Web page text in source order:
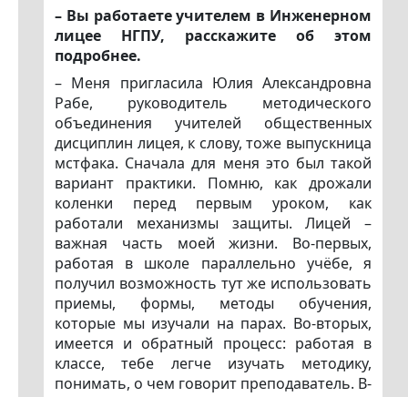
– Вы работаете учителем в Инженерном
лицее НГПУ, расскажите об этом
подробнее.
– Меня пригласила Юлия Александровна
Рабе, руководитель методического
объединения учителей общественных
дисциплин лицея, к слову, тоже выпускница
мстфака. Сначала для меня это был такой
вариант практики. Помню, как дрожали
коленки перед первым уроком, как
работали механизмы защиты. Лицей –
важная часть моей жизни. Во-первых,
работая в школе параллельно учёбе, я
получил возможность тут же использовать
приемы, формы, методы обучения,
которые мы изучали на парах. Во-вторых,
имеется и обратный процесс: работая в
классе, тебе легче изучать методику,
понимать, о чем говорит преподаватель. В-